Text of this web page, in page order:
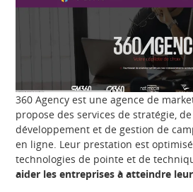
360 Agency est une agence de
propose des services de stratégie,
développement et de gestion de
en ligne. Leur prestation est
technologies de pointe et de
aider les entreprises à atteindre